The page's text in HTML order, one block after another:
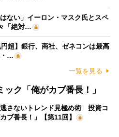
ない」イーロン・マスク氏とスペ
「絶対…
超】銀行、商社、ゼネコンは最高
・…
一覧を見る
ク「俺がカブ番長！」
逃さないトレンド見極め術 投資コ
ブ番長！」【第11回】